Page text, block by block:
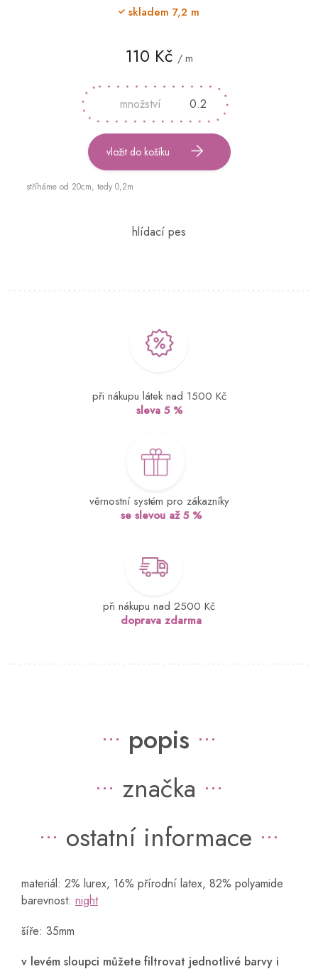
110 Kč / m
cena:
skladem 7,2 m
vložit do košíku
stříháme od 20cm, tedy 0,2m
při nákupu látek nad 1500 Kč
sleva 5 %
věrnostní systém pro zákazníky
se slevou až 5 %
při nákupu nad 2500 Kč
doprava zdarma
popis
značka
ostatní informace
materiál: 2% lurex, 16% přírodní latex, 82% polyamide
barevnost: night
šíře: 35mm
v levém sloupci můžete filtrovat jednotlivé barvy i